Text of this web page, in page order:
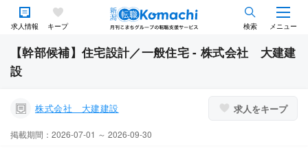
求人情報 キープ 検索 メニュー
【幹部候補】住宅設計／一般住宅 - 株式会社 大建建
設
株式会社 大建建設 求人をキープ
掲載期間：2026-07-01 ～ 2026-09-30